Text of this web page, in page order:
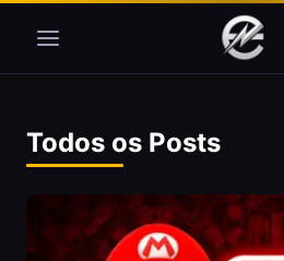
Todos os Posts